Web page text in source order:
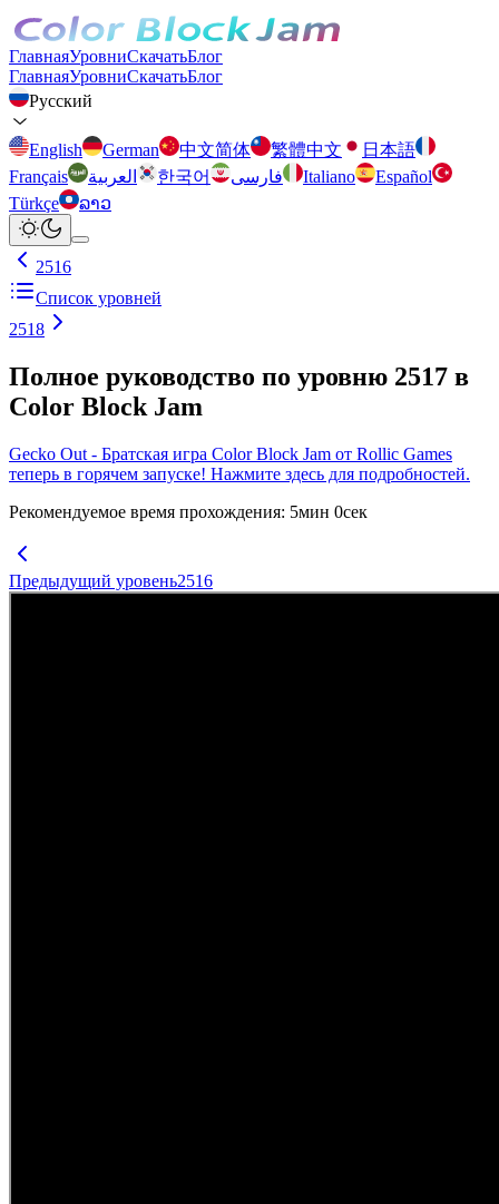
ГлавнаяУровниСкачатьБлог
ГлавнаяУровниСкачатьБлог
Русский
English German 中文简体 繁體中文
日本語
Français
العربية 한국어 فارسی Italiano
Español
Türkçe
ລາວ
2516
Список уровней
2518
Полное руководство по уровню 2517 в
Color Block Jam
Gecko Out - Братская игра Color Block Jam от Rollic Games
теперь в горячем запуске! Нажмите здесь для подробностей.
Рекомендуемое время прохождения: 5мин 0сек
Предыдущий уровень2516